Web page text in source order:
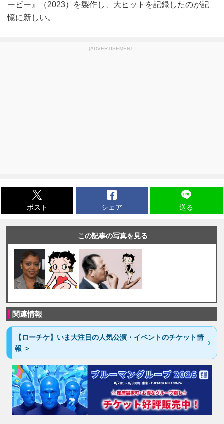
ービー』（2023）を製作し、大ヒットを記録したのが記
憶に新しい。
[ADVERTISEMENT]
ポスト シェア 送る
この記事の写真を見る
関連情報
【ローチケ】いま大注目の人気公演・イベントのチケット情
報 ＞